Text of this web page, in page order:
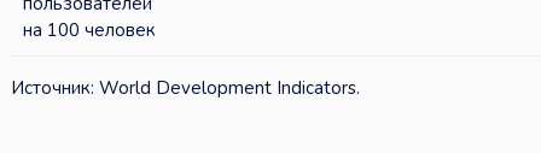
на 100 человек
Источник: World Development Indicators.